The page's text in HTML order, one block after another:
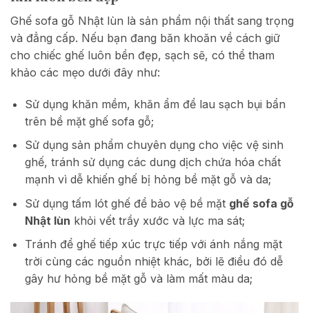
Ghế sofa gỗ Nhật lùn là sản phẩm nội thất sang trọng
và đẳng cấp. Nếu bạn đang băn khoăn về cách giữ
cho chiếc ghế luôn bền đẹp, sạch sẽ, có thể tham
khảo các mẹo dưới đây như:
Sử dụng khăn mềm, khăn ẩm để lau sạch bụi bẩn
trên bề mặt ghế sofa gỗ;
Sử dụng sản phẩm chuyên dụng cho việc vệ sinh
ghế, tránh sử dụng các dung dịch chứa hóa chất
mạnh vì dễ khiến ghế bị hỏng bề mặt gỗ và da;
Sử dụng tấm lót ghế để bảo vệ bề mặt ghế sofa gỗ
Nhật lùn khỏi vết trầy xước và lực ma sát;
Tránh để ghế tiếp xúc trực tiếp với ánh nắng mặt
trời cùng các nguồn nhiệt khác, bởi lẽ điều đó dễ
gây hư hỏng bề mặt gỗ và làm mất màu da;